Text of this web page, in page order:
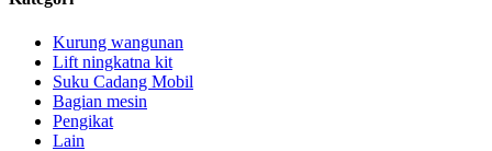
Kurung wangunan
Lift ningkatna kit
Suku Cadang Mobil
Bagian mesin
Pengikat
Lain